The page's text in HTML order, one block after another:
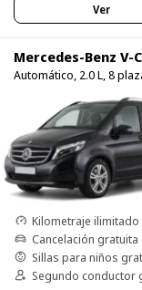
Ver
Mercedes-Benz V-
Automático, 2.0 L, 8
Kilometraje ilimitado
Cancelación gratuita
Sillas para niños
Segundo conductor